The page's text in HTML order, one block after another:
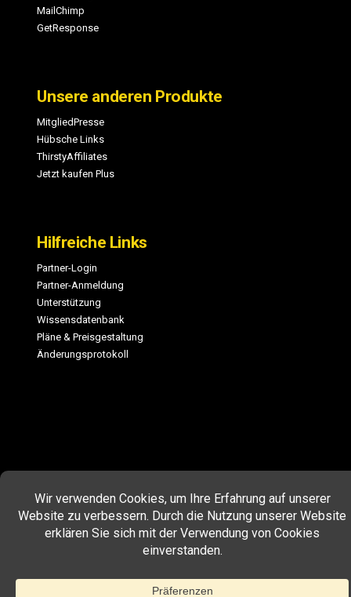
MailChimp
GetResponse
Unsere anderen Produkte
MitgliedPresse
Hübsche Links
ThirstyAffiliates
Jetzt kaufen Plus
Hilfreiche Links
Partner-Login
Partner-Anmeldung
Unterstützung
Wissensdatenbank
Pläne & Preisgestaltung
Änderungsprotokoll
VORBEHALTEN.